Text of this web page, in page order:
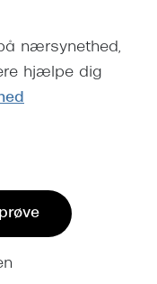
nærsynethed,
hjælpe dig